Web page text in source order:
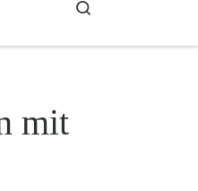
mit